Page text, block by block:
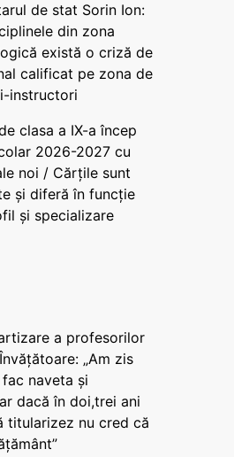
de stat Sorin Ion:
din zona
există o criză de
calificat pe zona de
instructori
clasa a IX-a încep
2026-2027 cu
noi / Cărțile sunt
și diferă în funcție
și specializare
a profesorilor
„Am zis
naveta și
dacă în doi,trei ani
titularizez nu cred că